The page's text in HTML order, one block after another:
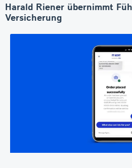
Harald Riener übernimmt
Versicherung